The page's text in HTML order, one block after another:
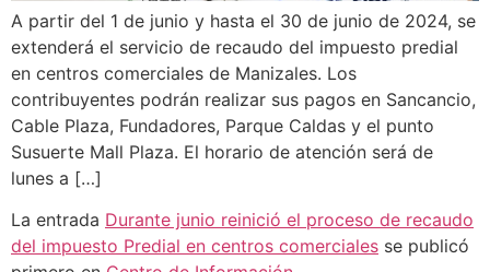
A partir del 1 de junio y hasta el 30 de junio de 2024, se
extenderá el servicio de recaudo del impuesto predial
en centros comerciales de Manizales. Los
contribuyentes podrán realizar sus pagos en Sancancio,
Cable Plaza, Fundadores, Parque Caldas y el punto
Susuerte Mall Plaza. El horario de atención será de
lunes a […]
La entrada Durante junio reinició el proceso de recaudo
del impuesto Predial en centros comerciales se publicó